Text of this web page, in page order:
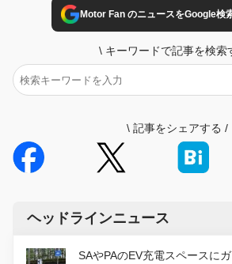
Motor Fan のニュースをGoogle検
\ キーワードで記事を検索
\ 記事をシェアする /
ヘッドラインニュース
SAやPAのEV充電スペースに